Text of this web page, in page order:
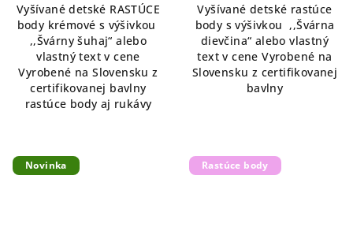
Vyšívané detské RASTÚCE
body krémové s výšivkou
,,Švárny šuhaj“ alebo
vlastný text v cene
Vyrobené na Slovensku z
certifikovanej bavlny
rastúce body aj rukávy
Vyšívané detské rastúce
body s výšivkou ,,Švárna
dievčina“ alebo vlastný
text v cene Vyrobené na
Slovensku z certifikovanej
bavlny
Novinka Rastúce body